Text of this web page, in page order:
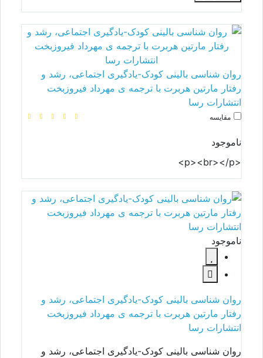
روان شناسی بالینی کودک-یادگیری اجتماعی، رشد و
رفتار مارتین هربرت با ترجمه ی مهرداد فیروزبخت
انتشارات رسا
مقایسه
ناموجود
ناموجود
روان شناسی بالینی کودک-یادگیری اجتماعی، رشد و
رفتار مارتین هربرت با ترجمه ی مهرداد فیروزبخت
انتشارات رسا
روان شناسی بالینی کودک-یادگیری اجتماعی، رشد و